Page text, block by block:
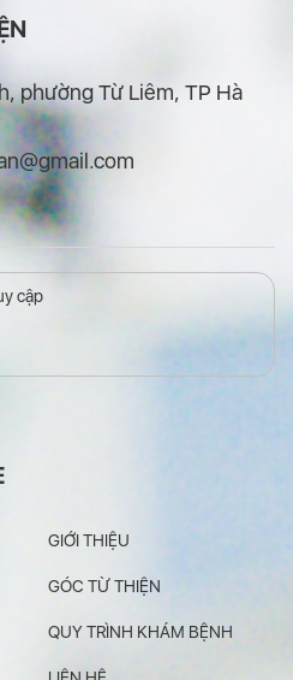
phường Từ Liêm, TP Hà
cập
GIỚI THIỆU
GÓC TỪ THIỆN
QUY TRÌNH KHÁM BỆNH